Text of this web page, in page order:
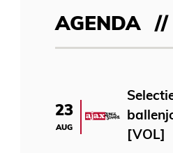
AGENDA
23
AUG
[VOL]